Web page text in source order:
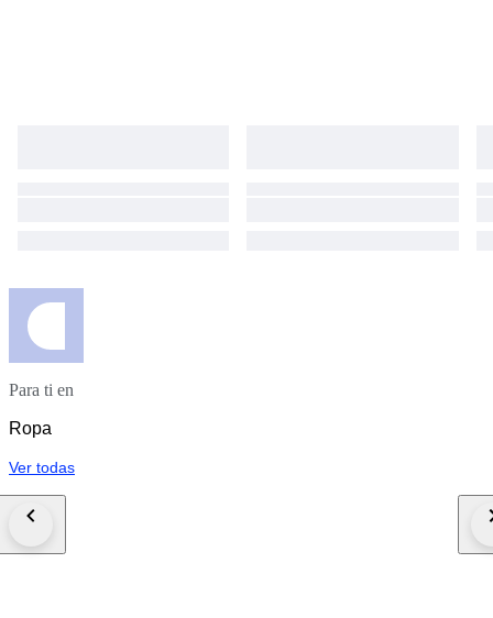
Para ti en
Ropa
Ver todas